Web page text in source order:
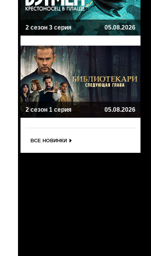
2 сезон 3 серия 05.08.2026
2 сезон 1 серия 05.08.2026
ВСЕ НОВИНКИ